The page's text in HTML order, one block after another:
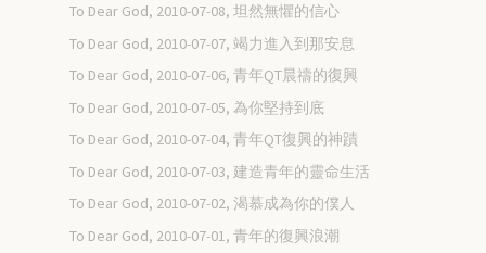
To Dear God, 2010-07-08, 坦然無懼的信心
To Dear God, 2010-07-07, 竭力進入到那安息
To Dear God, 2010-07-06, 青年QT晨禱的復興
To Dear God, 2010-07-05, 為你堅持到底
To Dear God, 2010-07-04, 青年QT復興的神蹟
To Dear God, 2010-07-03, 建造青年的靈命生活
To Dear God, 2010-07-02, 渴慕成為你的僕人
To Dear God, 2010-07-01, 青年的復興浪潮